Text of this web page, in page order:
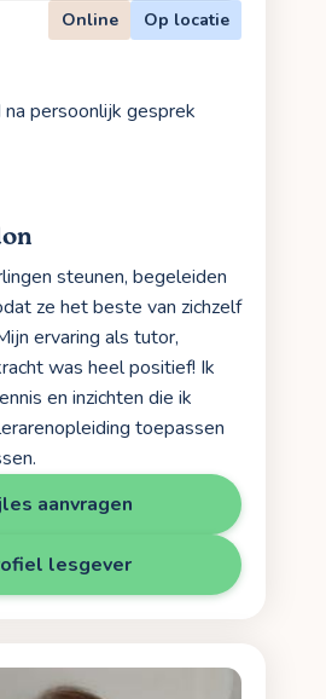
Online Op locatie
persoonlijk gesprek
steunen, begeleiden
ze het beste van zichzelf
ervaring als tutor,
was heel positief! Ik
en inzichten die ik
toepassen
aanvragen
lesgever